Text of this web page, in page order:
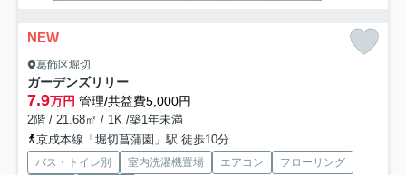
NEW
葛飾区堀切
ガーデンズリリー
7.9万円 管理/共益費5,000円
2階 / 21.68㎡ / 1K /築1年未満
京成本線「堀切菖蒲園」駅 徒歩10分
バス・トイレ別 室内洗濯機置場 エアコン
フローリング